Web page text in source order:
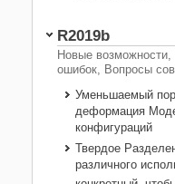
R2019b
Новые возможности,
ошибок, Вопросы
Уменьшаемый
деформация
конфигураций
Твердое
различного